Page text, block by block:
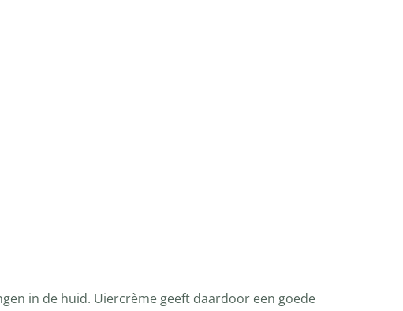
in de huid. Uiercrème geeft daardoor een goede